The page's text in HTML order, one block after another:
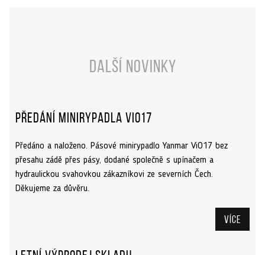
Další novinky
Předání minirypadla ViO17
Předáno a naloženo. Pásové minirypadlo Yanmar ViO17 bez
přesahu zádě přes pásy, dodané společně s upínačem a
hydraulickou svahovkou zákazníkovi ze severních Čech.
Děkujeme za důvěru.
Více